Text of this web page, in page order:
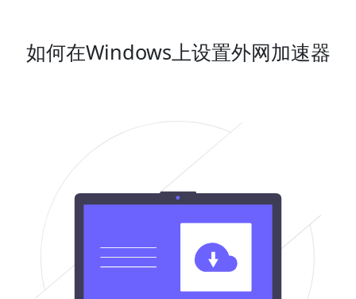
如何在Windows上设置外网加速器